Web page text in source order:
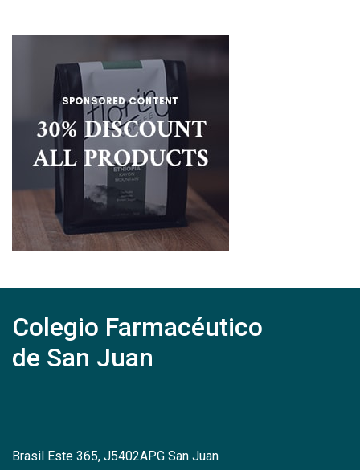
Colegio Farmacéutico
de San Juan
Brasil Este 365, J5402APG San Juan